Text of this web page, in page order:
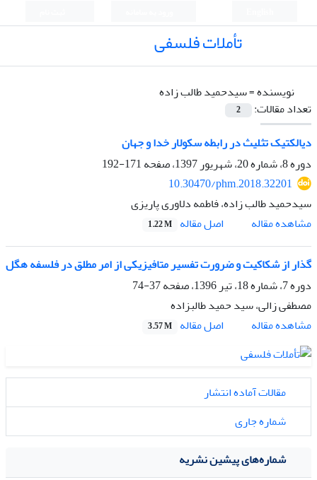
تأملات فلسفی
نویسنده =سیدحمید طالب زاده
تعداد مقالات:
2
دیالکتیک تثلیث در رابطه سکولار خدا و جهان
دوره 8، شماره 20، شهریور 1397، صفحه
171-192
10.30470/phm.2018.32201
سیدحمید طالب زاده، فاطمه دلاوری پاریزی
مشاهده مقاله
اصل مقاله 1.22 M
گذار از شکاکیت و ضرورت تفسیر متافیزیکی از امر مطلق در فلسفه هگل
دوره 7، شماره 18، تیر 1396، صفحه
37-74
مصطفی زالی، سید حمید طالبزاده
مشاهده مقاله
اصل مقاله 3.57 M
مقالات آماده انتشار
شماره جاری
شماره‌های پیشین نشریه